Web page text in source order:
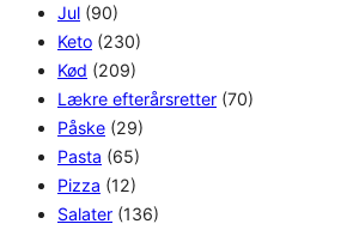
Jul (90)
Keto (230)
Kød (209)
Lækre efterårsretter (70)
Påske (29)
Pasta (65)
Pizza (12)
Salater (136)